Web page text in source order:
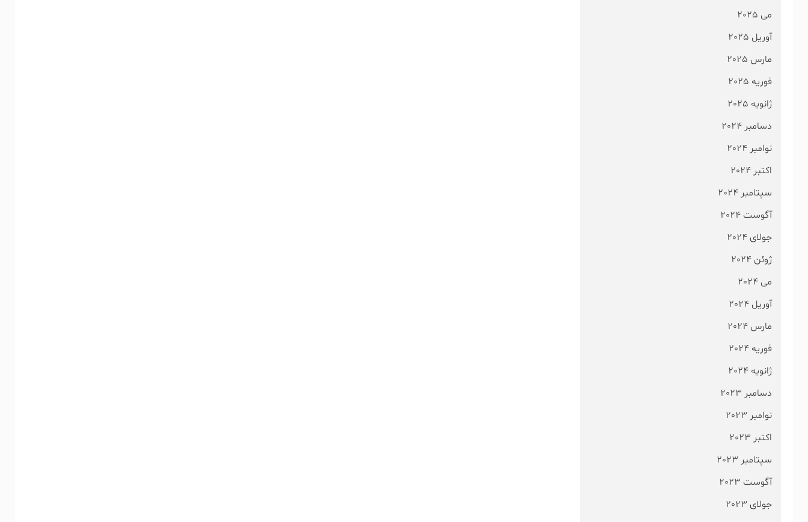
می 2025
آوریل 2025
مارس 2025
فوریه 2025
ژانویه 2025
دسامبر 2024
نوامبر 2024
اکتبر 2024
سپتامبر 2024
آگوست 2024
جولای 2024
ژوئن 2024
می 2024
آوریل 2024
مارس 2024
فوریه 2024
ژانویه 2024
دسامبر 2023
نوامبر 2023
اکتبر 2023
سپتامبر 2023
آگوست 2023
جولای 2023